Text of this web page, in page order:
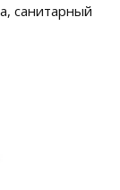
санитарный